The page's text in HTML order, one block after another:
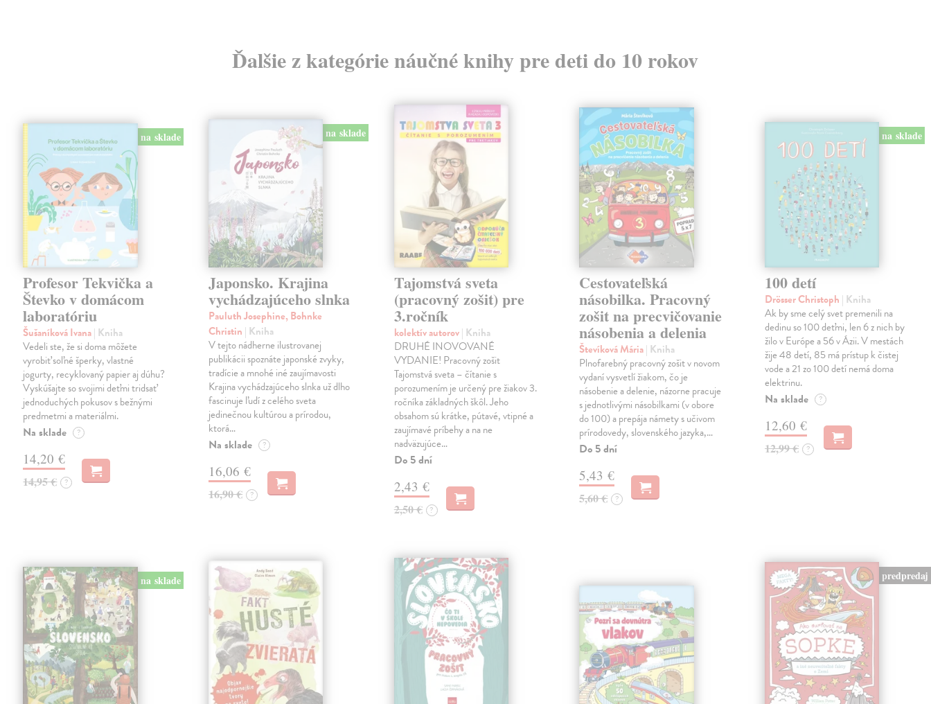
Ďalšie z kategórie náučné knihy pre deti do 10 rokov
na sklade
Profesor Tekvička a
Števko v domácom
laboratóriu
Šušaníková Ivana| Kniha
Vedeli ste, že si doma môžete
vyrobiť soľné šperky, vlastné
jogurty, recyklovaný papier aj dúhu?
Vyskúšajte so svojimi deťmi tridsať
jednoduchých pokusov s bežnými
predmetmi a materiálmi.
Na sklade ?
14,20 €
14,95 € ?
na sklade
Japonsko. Krajina
vychádzajúceho slnka
Pauluth Josephine, Bohnke
Christin | Kniha
V tejto nádherne ilustrovanej
publikácii spoznáte japonské zvyky,
tradície a mnohé iné zaujímavosti
Krajina vychádzajúceho slnka už dlho
fascinuje ľudí z celého sveta
jedinečnou kultúrou a prírodou,
ktorá…
Na sklade ?
16,06 €
16,90 € ?
Tajomstvá sveta
(pracovný zošit) pre
3.ročník
kolektív autorov| Kniha
DRUHÉ INOVOVANÉ
VYDANIE! Pracovný zošit
Tajomstvá sveta – čítanie s
porozumením je určený pre žiakov 3.
ročníka základných škôl. Jeho
obsahom sú krátke, pútavé, vtipné a
zaujímavé príbehy a na ne
nadväzujúce…
Do 5 dní
2,43 €
2,50 € ?
Cestovateľská
násobilka. Pracovný
zošit na precvičovanie
násobenia a delenia
Števíková Mária| Kniha
Plnofarebný pracovný zošit v novom
vydaní vysvetlí žiakom, čo je
násobenie a delenie, názorne pracuje
s jednotlivými násobilkami (v obore
do 100) a prepája námety s učivom
prírodovedy, slovenského jazyka,…
Do 5 dní
5,43 €
5,60 € ?
na sklade
100 detí
Drösser Christoph | Kniha
Ak by sme celý svet premenili na
dedinu so 100 deťmi, len 6 z nich by
žilo v Európe a 56 v Ázii. V mestách
žije 48 detí, 85 má prístup k čistej
vode a 21 zo 100 detí nemá doma
elektrinu.
Na sklade ?
12,60 €
12,99 € ?
na sklade predpredaj